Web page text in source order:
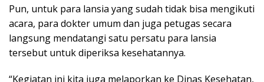
Pun, untuk para lansia yang sudah tidak bisa mengikuti
acara, para dokter umum dan juga petugas secara
langsung mendatangi satu persatu para lansia
tersebut untuk diperiksa kesehatannya.
“Kegiatan ini kita juga melaporkan ke Dinas Kesehatan,